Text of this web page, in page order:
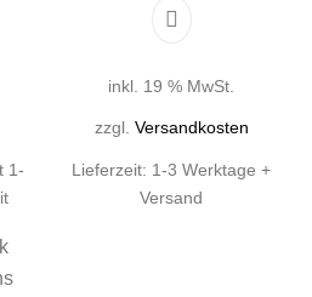
1-
inkl. 19 % MwSt.
zzgl. Versandkosten
Lieferzeit: 1-3 Werktage +
Versand